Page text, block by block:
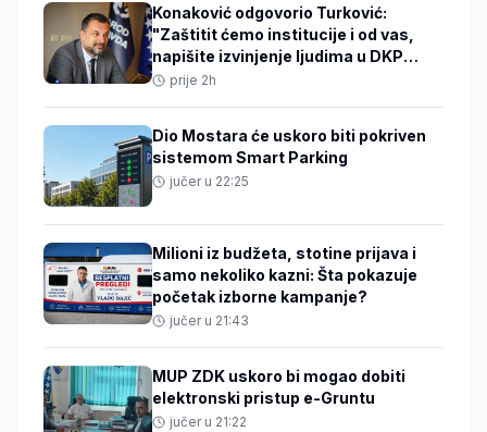
Konaković odgovorio Turković:
"Zaštitit ćemo institucije i od vas,
napišite izvinjenje ljudima u DKP
mreži"
prije 2h
Dio Mostara će uskoro biti pokriven
sistemom Smart Parking
jučer u 22:25
Milioni iz budžeta, stotine prijava i
samo nekoliko kazni: Šta pokazuje
početak izborne kampanje?
jučer u 21:43
MUP ZDK uskoro bi mogao dobiti
elektronski pristup e-Gruntu
jučer u 21:22